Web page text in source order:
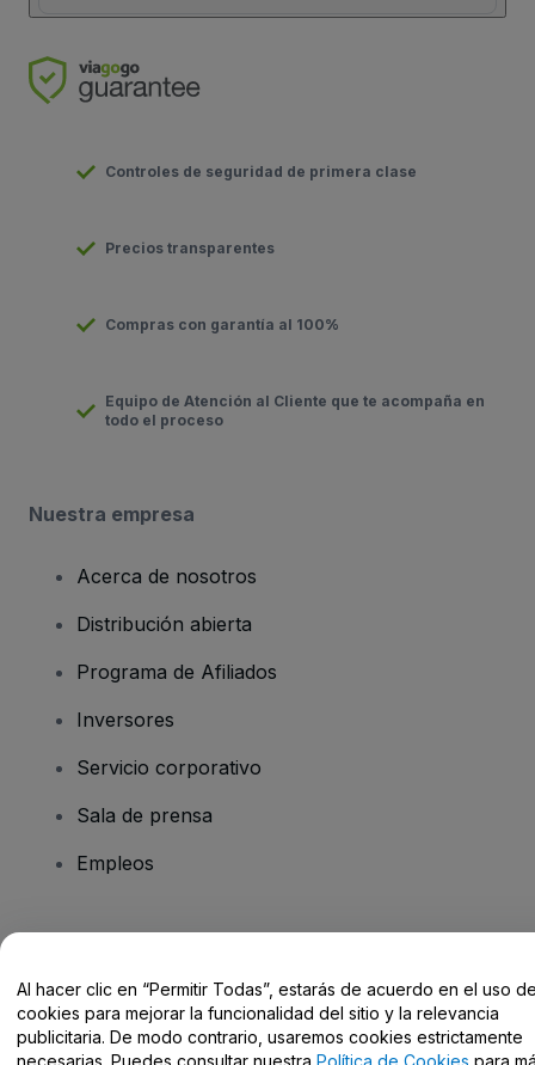
Controles de seguridad de primera clase
Precios transparentes
Compras con garantía al 100%
Equipo de Atención al Cliente que te acompaña en
todo el proceso
Nuestra empresa
Acerca de nosotros
Distribución abierta
Programa de Afiliados
Inversores
Servicio corporativo
Sala de prensa
Empleos
Centro de Ayuda / Contacto
Al hacer clic en “Permitir Todas”, estarás de acuerdo en el uso
cookies para mejorar la funcionalidad del sitio y la relevancia
publicitaria. De modo contrario, usaremos cookies estrictamente
necesarias. Puedes consultar nuestra Política de Cookies para